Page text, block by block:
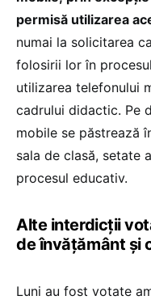
permisă utilizarea
numai la solicitarea
folosirii lor în
utilizarea telefonului
cadrului didactic. Pe
mobile se păstrează
sala de clasă, setate
procesul educativ.
Alte interdicții
de învățământ și
Luni au fost votate